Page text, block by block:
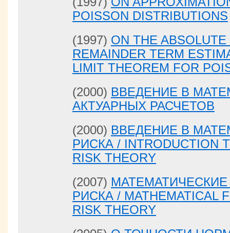
POISSON DISTRIBUTIONS
(1997) ON THE
REMAINDER TERM
LIMIT THEOREM FOR
(2000) ВВЕДЕНИЕ В
АКТУАРНЫХ РАСЧЕТОВ
(2000) ВВЕДЕНИЕ В
РИСКА / INTRODUCTION
RISK THEORY
(2007)
РИСКА / MATHEMATICAL
RISK THEORY